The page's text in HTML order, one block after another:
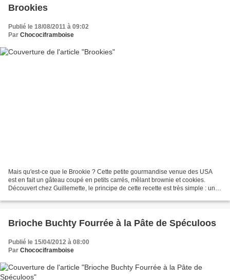
Brookies
Publié le 18/08/2011 à 09:02
Par Chocociframboise
Mais qu'est-ce que le Brookie ? Cette petite gourmandise venue des USA
est en fait un gâteau coupé en petits carrés, mêlant brownie et cookies.
Découvert chez Guillemette, le principe de cette recette est très simple : une
Brioche Buchty Fourrée à la Pâte de Spéculoos
Publié le 15/04/2012 à 08:00
Par Chocociframboise